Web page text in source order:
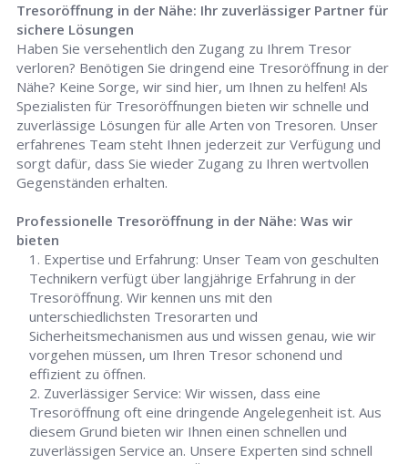
Tresoröffnung in der Nähe: Ihr zuverlässiger Partner für
sichere Lösungen
Haben Sie versehentlich den Zugang zu Ihrem Tresor
verloren? Benötigen Sie dringend eine Tresoröffnung in der
Nähe? Keine Sorge, wir sind hier, um Ihnen zu helfen! Als
Spezialisten für Tresoröffnungen bieten wir schnelle und
zuverlässige Lösungen für alle Arten von Tresoren. Unser
erfahrenes Team steht Ihnen jederzeit zur Verfügung und
sorgt dafür, dass Sie wieder Zugang zu Ihren wertvollen
Gegenständen erhalten.
Professionelle Tresoröffnung in der Nähe: Was wir
bieten
Expertise und Erfahrung: Unser Team von geschulten
Technikern verfügt über langjährige Erfahrung in der
Tresoröffnung. Wir kennen uns mit den
unterschiedlichsten Tresorarten und
Sicherheitsmechanismen aus und wissen genau, wie wir
vorgehen müssen, um Ihren Tresor schonend und
effizient zu öffnen.
Zuverlässiger Service: Wir wissen, dass eine
Tresoröffnung oft eine dringende Angelegenheit ist. Aus
diesem Grund bieten wir Ihnen einen schnellen und
zuverlässigen Service an. Unsere Experten sind schnell